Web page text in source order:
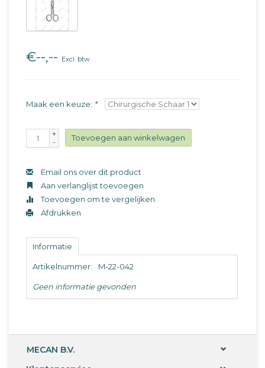
€--,-- Excl. btw
Maak een keuze: *
+
-
Toevoegen aan winkelwagen
Email ons over dit product
Aan verlanglijst toevoegen
Toevoegen om te vergelijken
Afdrukken
Informatie
Artikelnummer: M-22-042
Geen informatie gevonden
MECAN B.V.